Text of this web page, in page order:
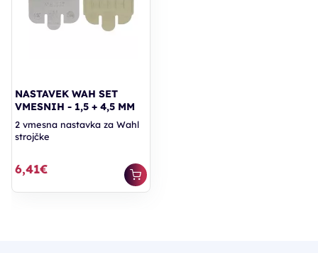
NASTAVEK WAH SET
VMESNIH - 1,5 + 4,5 MM
2 vmesna nastavka za Wahl
strojčke
6,41€